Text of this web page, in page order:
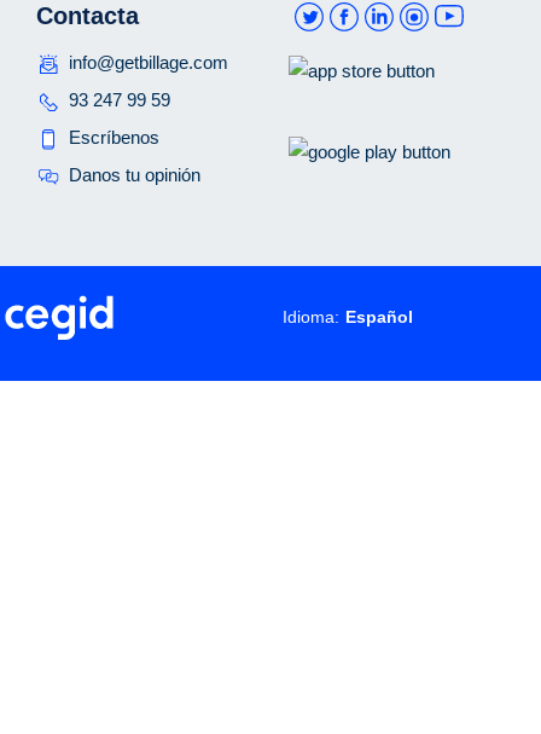
Contacta
info@getbillage.com
93 247 99 59
Escríbenos
Danos tu opinión
Idioma: